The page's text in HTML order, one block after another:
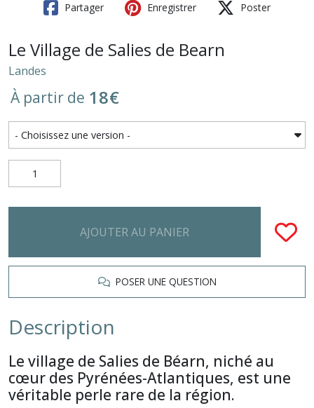
Partager Enregistrer Poster
Le Village de Salies de Bearn
Landes
À partir de 18€
AJOUTER AU PANIER
POSER UNE QUESTION
Description
Le village de Salies de Béarn, niché au
cœur des Pyrénées-Atlantiques, est une
véritable perle rare de la région.